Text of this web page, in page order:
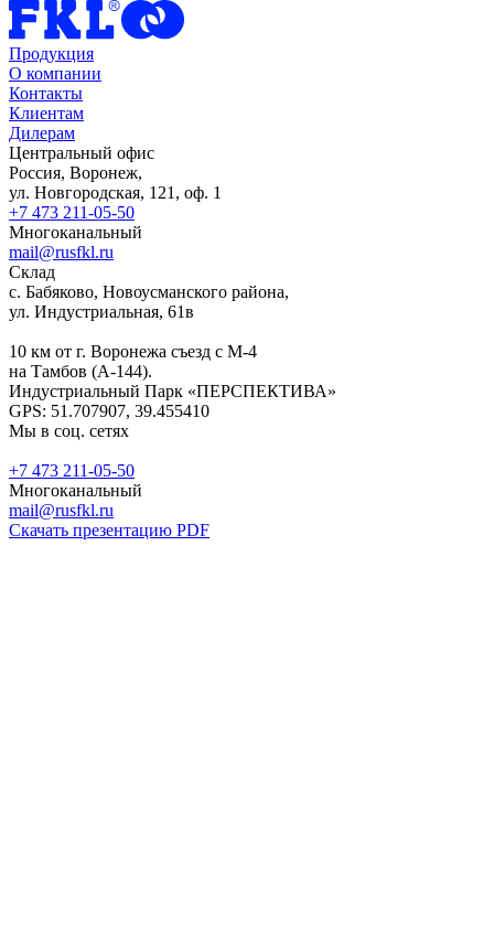
Продукция
О компании
Контакты
Клиентам
Дилерам
Центральный офис
Россия, Воронеж,
ул. Новгородская, 121, оф. 1
+7 473 211-05-50
Многоканальный
mail@rusfkl.ru
Склад
с. Бабяково, Новоусманского района,
ул. Индустриальная, 61в
10 км от г. Воронежа съезд с М-4
на Тамбов (А-144).
Индустриальный Парк «ПЕРСПЕКТИВА»
GPS: 51.707907, 39.455410
Мы в соц. сетях
+7 473 211-05-50
Многоканальный
mail@rusfkl.ru
Скачать презентацию PDF